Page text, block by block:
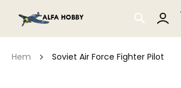
SEARCH
Hem Soviet Air Force Fighter Pilot